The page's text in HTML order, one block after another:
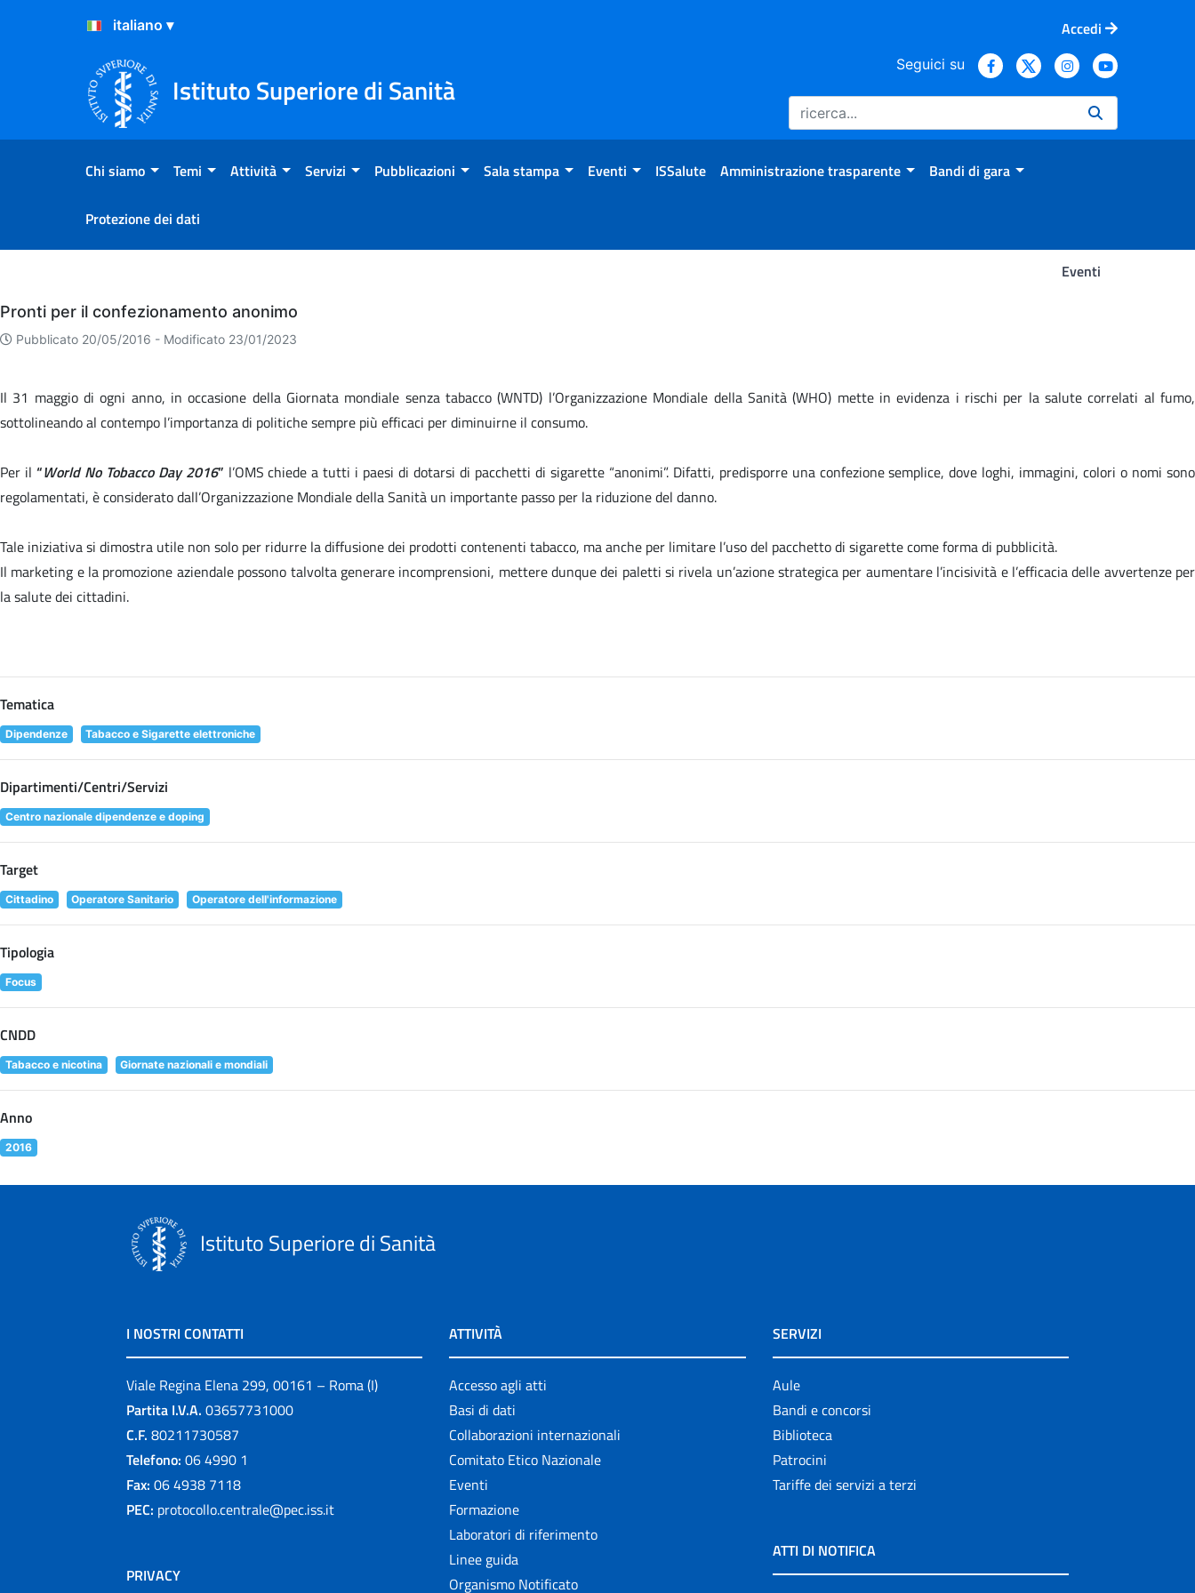
Salta al Contenuto
Salta al Footer
Accedi
Istituto Superiore di Sanità
Seguici su
Chi siamo Temi Attività Servizi Pubblicazioni Sala stampa Eventi ISSalute Amministrazione trasparente Bandi di gara
Protezione dei dati
Eventi
Eventi
Pronti per il confezionamento anonimo
Pubblicato 20/05/2016 - Modificato 23/01/2023
Il 31 maggio di ogni anno, in occasione della Giornata mondiale senza tabacco (WNTD) l’Organizzazione Mondiale della Sanità (WHO) mette in evidenza i rischi per la salute correlati al fumo,
sottolineando al contempo l’importanza di politiche sempre più efficaci per diminuirne il consumo.
Per il “World No Tobacco Day 2016” l’OMS chiede a tutti i paesi di dotarsi di pacchetti di sigarette “anonimi”. Difatti, predisporre una confezione semplice, dove loghi, immagini, colori o nomi sono
regolamentati, è considerato dall’Organizzazione Mondiale della Sanità un importante passo per la riduzione del danno.
Tale iniziativa si dimostra utile non solo per ridurre la diffusione dei prodotti contenenti tabacco, ma anche per limitare l’uso del pacchetto di sigarette come forma di pubblicità.
Il marketing e la promozione aziendale possono talvolta generare incomprensioni, mettere dunque dei paletti si rivela un’azione strategica per aumentare l’incisività e l’efficacia delle avvertenze per
la salute dei cittadini.
Tematica
Dipendenze Tabacco e Sigarette elettroniche
Dipartimenti/Centri/Servizi
Centro nazionale dipendenze e doping
Target
Cittadino Operatore Sanitario Operatore dell'informazione
Tipologia
Focus
CNDD
Tabacco e nicotina Giornate nazionali e mondiali
Anno
2016
Istituto Superiore di Sanità
I NOSTRI CONTATTI
Viale Regina Elena 299, 00161 – Roma (I)
Partita I.V.A. 03657731000
C.F. 80211730587
Telefono: 06 4990 1
Fax: 06 4938 7118
PEC: protocollo.centrale@pec.iss.it
PRIVACY
ATTIVITÀ
Accesso agli atti
Basi di dati
Collaborazioni internazionali
Comitato Etico Nazionale
Eventi
Formazione
Laboratori di riferimento
Linee guida
Organismo Notificato
SERVIZI
Aule
Bandi e concorsi
Biblioteca
Patrocini
Tariffe dei servizi a terzi
ATTI DI NOTIFICA